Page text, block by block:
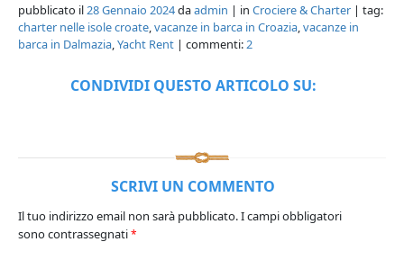
pubblicato il28 Gennaio 2024daadmin | in Crociere & Charter | tag:
charter nelle isole croate,vacanze in barca in Croazia,vacanze in
barca in Dalmazia,Yacht Rent | commenti:2
CONDIVIDI QUESTO ARTICOLO SU:
SCRIVI UN COMMENTO
Il tuo indirizzo email non sarà pubblicato.I campi obbligatori
sono contrassegnati*